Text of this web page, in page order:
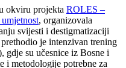
okviru projekta ROLES –
, organizovala
svijesti i destigmatizaciji
je intenzivan trening
gdje su učesnice iz Bosne i
i metodologije potrebne za